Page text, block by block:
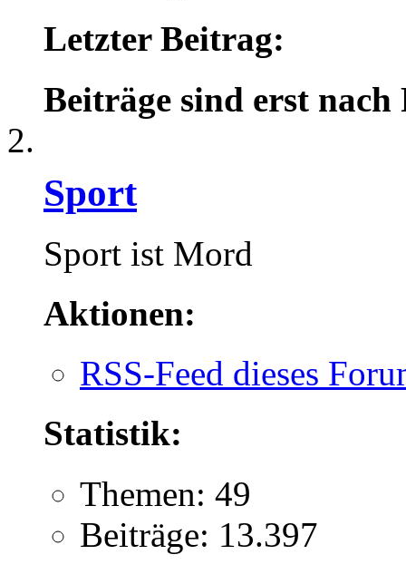
Letzter Beitrag:
Beiträge sind erst
Sport
Sport ist Mord
Aktionen:
RSS-Feed dieses
Statistik:
Themen: 49
Beiträge: 13.397